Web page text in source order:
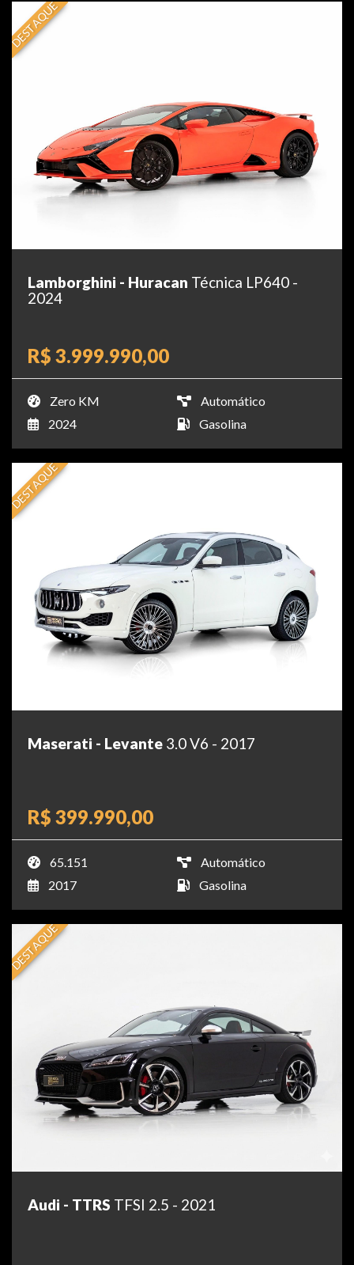
DESTAQUE
Lamborghini - Huracan Técnica LP640 -
2024
R$ 3.999.990,00
Zero KM
Automático
2024
Gasolina
DESTAQUE
Maserati - Levante 3.0 V6 - 2017
R$ 399.990,00
65.151
Automático
2017
Gasolina
DESTAQUE
Audi - TTRS TFSI 2.5 - 2021